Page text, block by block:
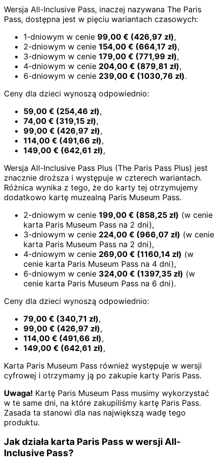
Wersja All-Inclusive Pass, inaczej nazywana The Paris
Pass, dostępna jest w pięciu wariantach czasowych:
1-dniowym w cenie 99,00 € (426,97 zł),
2-dniowym w cenie 154,00 € (664,17 zł),
3-dniowym w cenie 179,00 € (771,99 zł),
4-dniowym w cenie 204,00 € (879,81 zł),
6-dniowym w cenie 239,00 € (1030,76 zł).
Ceny dla dzieci wynoszą odpowiednio:
59,00 € (254,46 zł),
74,00 € (319,15 zł),
99,00 € (426,97 zł),
114,00 € (491,66 zł),
149,00 € (642,61 zł),
Wersja All-Inclusive Pass Plus (The Paris Pass Plus) jest
znacznie droższa i występuje w czterech wariantach.
Różnica wynika z tego, że do karty tej otrzymujemy
dodatkowo kartę muzealną Paris Museum Pass.
2-dniowym w cenie 199,00 € (858,25 zł) (w cenie
karta Paris Museum Pass na 2 dni),
3-dniowym w cenie 224,00 € (966,07 zł) (w cenie
karta Paris Museum Pass na 2 dni),
4-dniowym w cenie 269,00 € (1160,14 zł) (w
cenie karta Paris Museum Pass na 4 dni),
6-dniowym w cenie 324,00 € (1397,35 zł) (w
cenie karta Paris Museum Pass na 6 dni).
Ceny dla dzieci wynoszą odpowiednio:
79,00 € (340,71 zł),
99,00 € (426,97 zł),
114,00 € (491,66 zł),
149,00 € (642,61 zł),
Karta Paris Museum Pass również występuje w wersji
cyfrowej i otrzymamy ją po zakupie karty Paris Pass.
Uwaga! Kartę Paris Museum Pass musimy wykorzystać
w te same dni, na które zakupiliśmy kartę Paris Pass.
Zasada ta stanowi dla nas największą wadę tego
produktu.
Jak działa karta Paris Pass w wersji All-
Inclusive Pass?